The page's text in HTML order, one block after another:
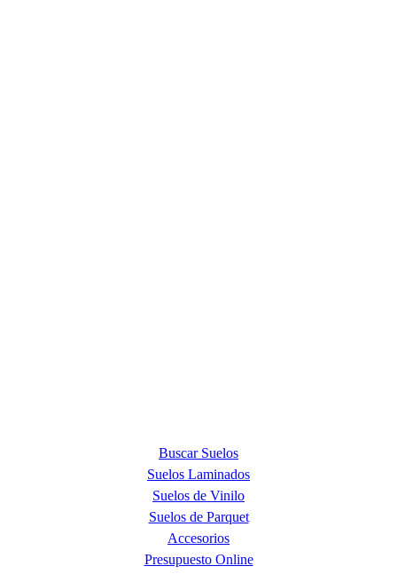
Buscar Suelos
Suelos Laminados
Suelos de Vinilo
Suelos de Parquet
Accesorios
Presupuesto Online